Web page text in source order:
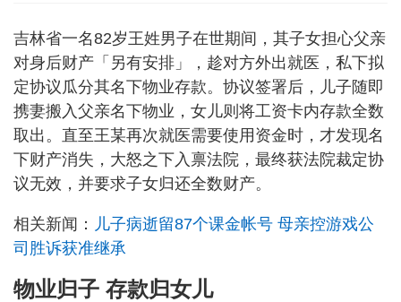
吉林省一名82岁王姓男子在世期间，其子女担心父亲
对身后财产「另有安排」，趁对方外出就医，私下拟
定协议瓜分其名下物业存款。协议签署后，儿子随即
携妻搬入父亲名下物业，女儿则将工资卡内存款全数
取出。直至王某再次就医需要使用资金时，才发现名
下财产消失，大怒之下入禀法院，最终获法院裁定协
议无效，并要求子女归还全数财产。
相关新闻： 儿子病逝留87个课金帐号 母亲控游戏公
司胜诉获准继承
物业归子 存款归女儿